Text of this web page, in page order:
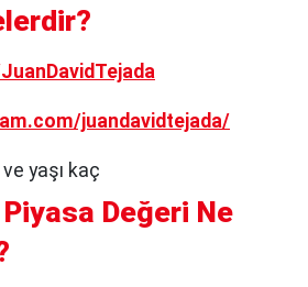
juandavidtejada/
Değeri Ne